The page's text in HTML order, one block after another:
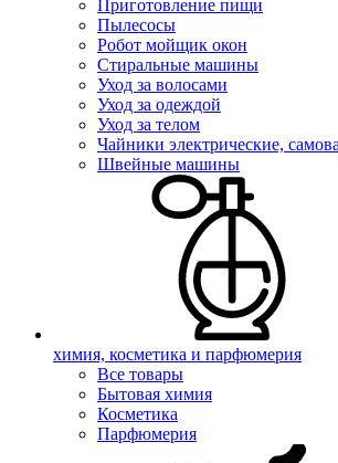
Приготовление пищи
Пылесосы
Робот мойщик окон
Стиральные машины
Уход за волосами
Уход за одеждой
Уход за телом
Чайники электрические,
Швейные машины
химия, косметика и парфюмерия
Все товары
Бытовая химия
Косметика
Парфюмерия